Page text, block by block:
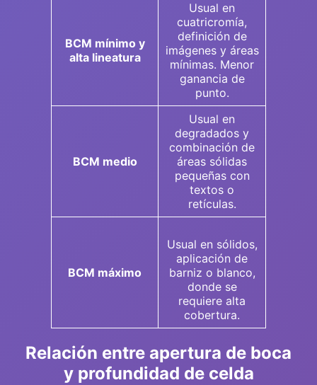
BCM mínimo y
alta lineatura
Usual en
cuatricromía,
definición de
imágenes y áreas
mínimas. Menor
ganancia de
punto.
BCM medio
Usual en
degradados y
combinación de
áreas sólidas
pequeñas con
textos o
retículas.
BCM máximo
Usual en sólidos,
aplicación de
barniz o blanco,
donde se
requiere alta
cobertura.
Relación entre apertura de boca
y profundidad de celda